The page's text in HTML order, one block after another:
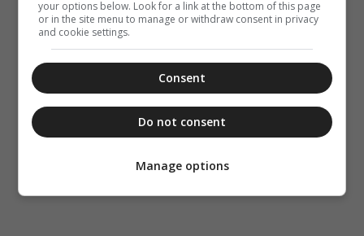
your options below. Look for a link at the bottom of this page
or in the site menu to manage or withdraw consent in privacy
and cookie settings.
Consent
Do not consent
Manage options